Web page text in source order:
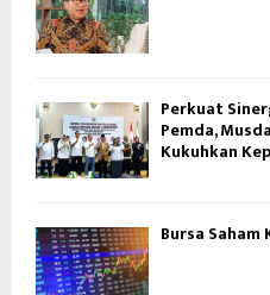
Perkuat
Pemda,
Kukuhkan
Bursa Saham